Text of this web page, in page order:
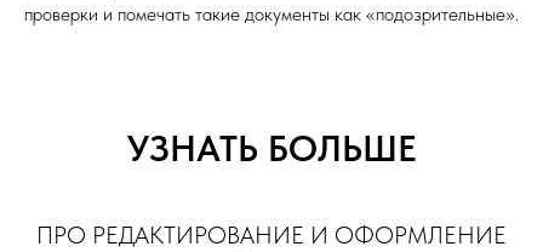
проверки и помечать такие документы как «подозрительные».
УЗНАТЬ БОЛЬШЕ
ПРО РЕДАКТИРОВАНИЕ И ОФОРМЛЕНИЕ